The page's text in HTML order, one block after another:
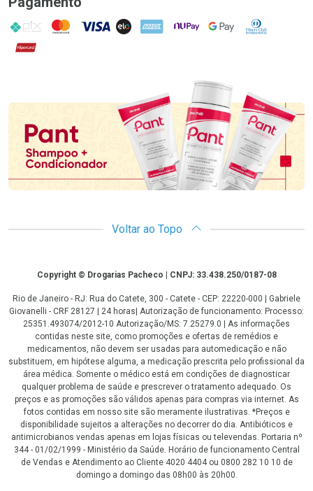
PIX MasterCard
VISA ELO AMEX NuPay Google PayDiners Club
Hipercard
Promoção em Destaque
Voltar ao Topo
CopyrightCopyright © Drogarias Pacheco | CNPJ: 33.438.250/0187-08
Rio de Janeiro - RJ: Rua do Catete, 300 - Catete - CEP: 22220-000 | Gabriele
Giovanelli - CRF 28127 | 24 horas| Autorização de funcionamento: Processo:
25351.493074/2012-10 Autorização/MS: 7.25279.0 | As informações
contidas neste site, como promoções e ofertas de remédios e
medicamentos, não devem ser usadas para automedicação e não
substituem, em hipótese alguma, a medicação prescrita pelo profissional da
área médica. Somente o médico está em condições de diagnosticar
qualquer problema de saúde e prescrever o tratamento adequado. Os
preços e as promoções são válidos apenas para compras via internet. As
fotos contidas em nosso site são meramente ilustrativas. *Preços e
disponibilidade sujeitos a alterações no decorrer do dia. Antibióticos e
antimicrobianos vendas apenas em lojas físicas ou televendas. Portaria nº
344 - 01/02/1999 - Ministério da Saúde. Horário de funcionamento Central
de Vendas e Atendimento ao Cliente 4020 4404 ou 0800 282 10 10 de
domingo a domingo das 08h00 às 20h00.